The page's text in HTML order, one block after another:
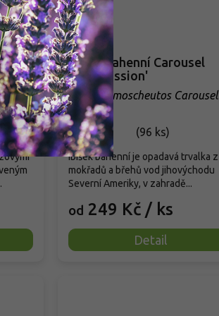
odaž
%
Ibišek bahenní Carousel
'Pink Passion'
Hibiscus moscheutos Carousel
'Pink Passion'
Skladem
(96 ks)
od 249 Kč / ks
Detail
Ibišek bahenní je opadavá trvalka z
mokřadů a břehů vod jihovýchodu
Severní Ameriky, v zahradě...